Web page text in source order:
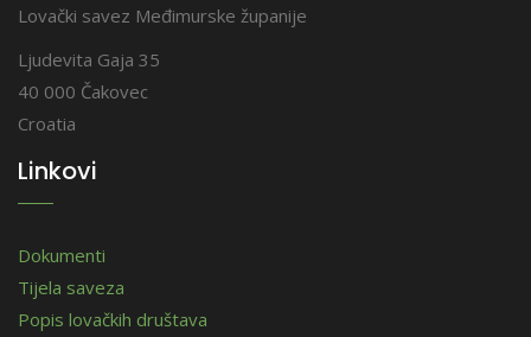
Lovački savez Međimurske županije
Ljudevita Gaja 35
40 000 Čakovec
Croatia
Linkovi
Dokumenti
Tijela saveza
Popis lovačkih društava